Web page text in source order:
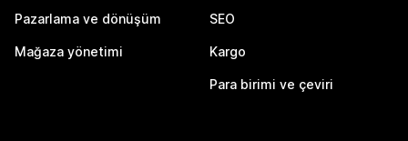
Pazarlama ve dönüşüm
Mağaza yönetimi
SEO
Kargo
Para birimi ve çeviri